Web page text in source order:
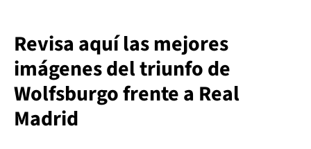
Revisa aquí las mejores
imágenes del triunfo de
Wolfsburgo frente a Real
Madrid